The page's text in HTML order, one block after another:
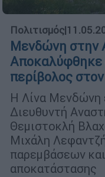
Πολιτισμός|
Μενδώνη στην
Αποκαλύφθηκε
περίβολος
Η Λίνα Μενδώνη
Διευθυντή
Θεμιστοκλή
Μιχάλη
παρεμβάσεων
αποκατάστασης